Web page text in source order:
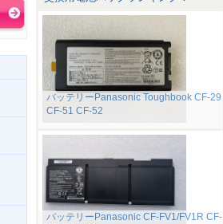
バッテリーPanasonic Toughbook CF-29
CF-51 CF-52
バッテリーPanasonic CF-FV1/FV1R CF-